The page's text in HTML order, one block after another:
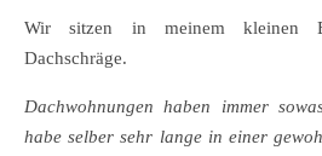
Wir sitzen in meinem kleinen
Dachschräge.
Dachwohnungen haben immer
habe selber sehr lange in einer